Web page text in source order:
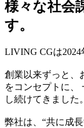
様々な社会
す。
LIVING CGは2024
創業以来ずっと、
をコンセプトに、
し続けてきました。
弊社は、“共に成